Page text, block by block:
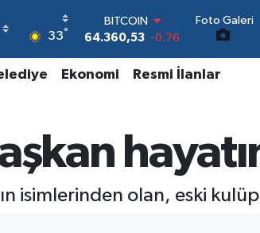
33°
64.360,53
-0.76
DOLAR
EURO
GRAM ALTIN
6618.49
2.12
BİST100
Foto Galeri
Ekonomi Resmi İlanlar
isimlerinden olan, eski